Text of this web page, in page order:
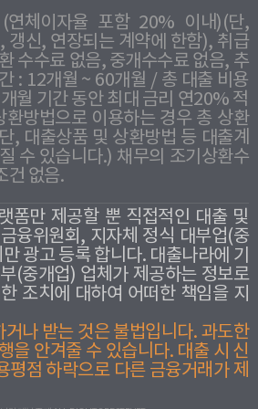
체이자율 포함 20% 이내)(단,
갱신, 연장되는 계약에 한함), 취급
수수료 없음, 중개수수료 없음, 추
: 12개월 ~ 60개월 / 총 대출 비용
월 기간 동안 최대 금리 연20% 적
환방법으로 이용하는 경우 총 상환
, 대출상품 및 상환방법 등 대출계
수 있습니다.) 채무의 조기상환수
건 없음.
폼만 제공할 뿐 직접적인 대출 및
융위원회, 지자체 정식 대부업(중
광고 등록 합니다. 대출나라에 기
(중개업) 업체가 제공하는 정보로
조치에 대하여 어떠한 책임을 지
나 받는 것은 불법입니다. 과도한
을 안겨줄 수 있습니다. 대출 시 신
평점 하락으로 다른 금융거래가 제